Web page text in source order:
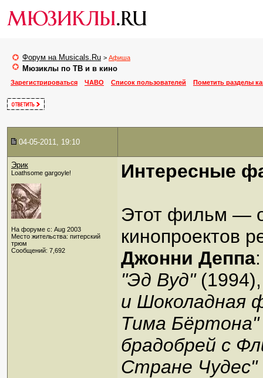
Форум на Musicals.Ru > Афиша
Мюзиклы по ТВ и в кино
Зарегистрироваться ЧАВО Список пользователей Пометить разделы
04-05-2011, 19:10
Эрик
Loathsome gargoyle!
На форуме с: Aug 2003
Место жительства: питерский
трюм
Сообщений: 7,692
Интересные
Этот фильм —
кинопроектов
Джонни Деппа
"Эд Вуд"
и Шоколадная
Тима Бёртона"
брадобрей с
Стране Чудес"